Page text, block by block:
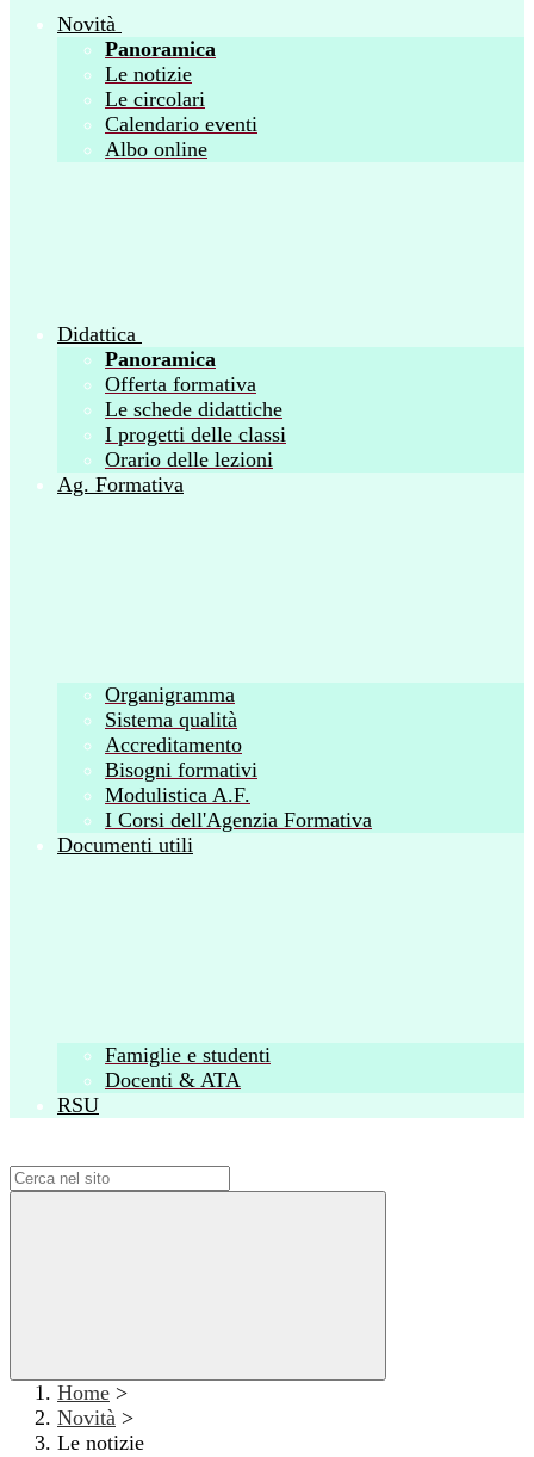
Novità
Panoramica
Le notizie
Le circolari
Calendario eventi
Albo online
Didattica
Panoramica
Offerta formativa
Le schede didattiche
I progetti delle classi
Orario delle lezioni
Ag. Formativa
Organigramma
Sistema qualità
Accreditamento
Bisogni formativi
Modulistica A.F.
I Corsi dell'Agenzia Formativa
Documenti utili
Famiglie e studenti
Docenti & ATA
RSU
Home >
Novità >
Le notizie